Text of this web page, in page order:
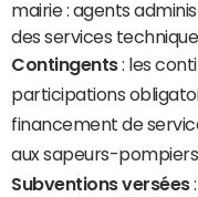
mairie : agents
des services
Contingents: les
participations
financement de
aux sapeurs-
Subventions versées: